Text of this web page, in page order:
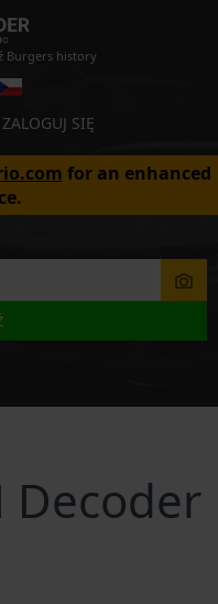
Burgers history
ZALOGUJ SIĘ
for an enhanced
Decoder